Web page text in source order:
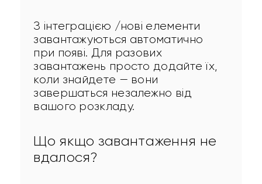
З інтеграцією /нові елементи
завантажуються автоматично
при появі. Для разових
завантажень просто додайте їх,
коли знайдете — вони
завершаться незалежно від
вашого розкладу.
Що якщо завантаження не
вдалося?